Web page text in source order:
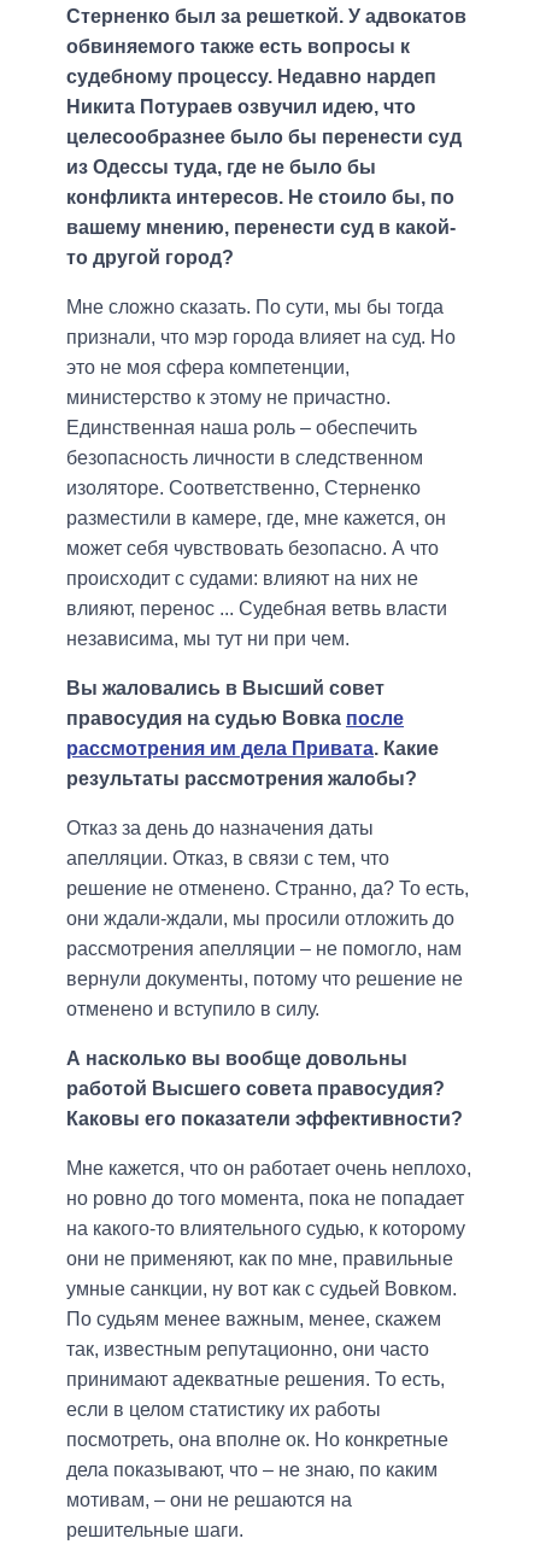
Стерненко был за решеткой. У адвокатов
обвиняемого также есть вопросы к
судебному процессу. Недавно нардеп
Никита Потураев озвучил идею, что
целесообразнее было бы перенести суд
из Одессы туда, где не было бы
конфликта интересов. Не стоило бы, по
вашему мнению, перенести суд в какой-
то другой город?
Мне сложно сказать. По сути, мы бы тогда
признали, что мэр города влияет на суд. Но
это не моя сфера компетенции,
министерство к этому не причастно.
Единственная наша роль – обеспечить
безопасность личности в следственном
изоляторе. Соответственно, Стерненко
разместили в камере, где, мне кажется, он
может себя чувствовать безопасно. А что
происходит с судами: влияют на них не
влияют, перенос ... Судебная ветвь власти
независима, мы тут ни при чем.
Вы жаловались в Высший совет
правосудия на судью Вовка после
рассмотрения им дела Привата. Какие
результаты рассмотрения жалобы?
Отказ за день до назначения даты
апелляции. Отказ, в связи с тем, что
решение не отменено. Странно, да? То есть,
они ждали-ждали, мы просили отложить до
рассмотрения апелляции – не помогло, нам
вернули документы, потому что решение не
отменено и вступило в силу.
А насколько вы вообще довольны
работой Высшего совета правосудия?
Каковы его показатели эффективности?
Мне кажется, что он работает очень неплохо,
но ровно до того момента, пока не попадает
на какого-то влиятельного судью, к которому
они не применяют, как по мне, правильные
умные санкции, ну вот как с судьей Вовком.
По судьям менее важным, менее, скажем
так, известным репутационно, они часто
принимают адекватные решения. То есть,
если в целом статистику их работы
посмотреть, она вполне ок. Но конкретные
дела показывают, что – не знаю, по каким
мотивам, – они не решаются на
решительные шаги.